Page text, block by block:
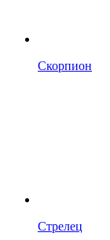
Скорпион
Стрелец